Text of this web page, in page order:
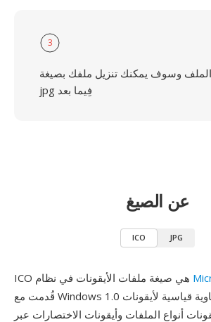
3
الملف وسوف يمكنك تنزيل ملفك بصيغة
jpg فِيما بعد
عن الصيغ
ICO JPG
قُدمت مع Windows 1.0 عام 1985 وتعمل كحاوية قياسية لأيقونات
أنواع الملفات وأيقونات الاختصارات عبر